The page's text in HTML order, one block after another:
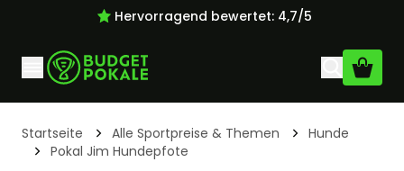
Hervorragend bewertet: 4,7/5
Startseite Alle Sportpreise & Themen
Hunde
Pokal Jim Hundepfote